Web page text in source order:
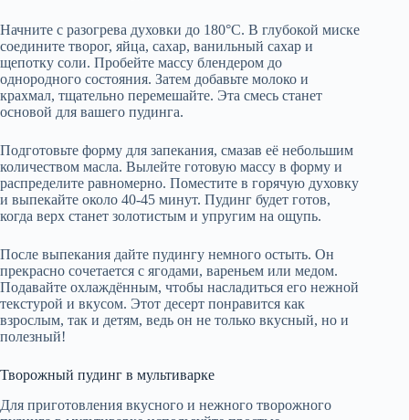
Начните с разогрева духовки до 180°C. В глубокой миске
соедините творог, яйца, сахар, ванильный сахар и
щепотку соли. Пробейте массу блендером до
однородного состояния. Затем добавьте молоко и
крахмал, тщательно перемешайте. Эта смесь станет
основой для вашего пудинга.
Подготовьте форму для запекания, смазав её небольшим
количеством масла. Вылейте готовую массу в форму и
распределите равномерно. Поместите в горячую духовку
и выпекайте около 40-45 минут. Пудинг будет готов,
когда верх станет золотистым и упругим на ощупь.
После выпекания дайте пудингу немного остыть. Он
прекрасно сочетается с ягодами, вареньем или медом.
Подавайте охлаждённым, чтобы насладиться его нежной
текстурой и вкусом. Этот десерт понравится как
взрослым, так и детям, ведь он не только вкусный, но и
полезный!
Творожный пудинг в мультиварке
Для приготовления вкусного и нежного творожного